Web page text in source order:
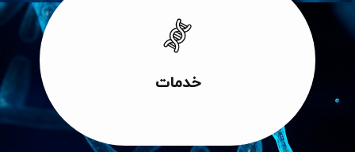
خدمات
adipiscing elit dolor